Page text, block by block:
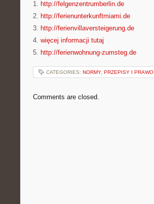
1. http://felgenzentrumberlin.de
2. http://ferienunterkunftmiami.de
3. http://ferienvillaversteigerung.de
4. więcej informacji tutaj
5. http://ferienwohnung-zumsteg.de
CATEGORIES: NORMY, PRZEPISY I PRAWO
Comments are closed.